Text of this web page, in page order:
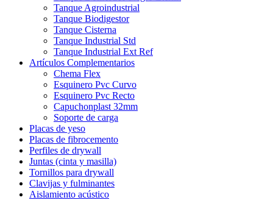
Tanque Agroindustrial
Tanque Biodigestor
Tanque Cisterna
Tanque Industrial Std
Tanque Industrial Ext Ref
Artículos Complementarios
Chema Flex
Esquinero Pvc Curvo
Esquinero Pvc Recto
Capuchonplast 32mm
Soporte de carga
Placas de yeso
Placas de fibrocemento
Perfiles de drywall
Juntas (cinta y masilla)
Tornillos para drywall
Clavijas y fulminantes
Aislamiento acústico